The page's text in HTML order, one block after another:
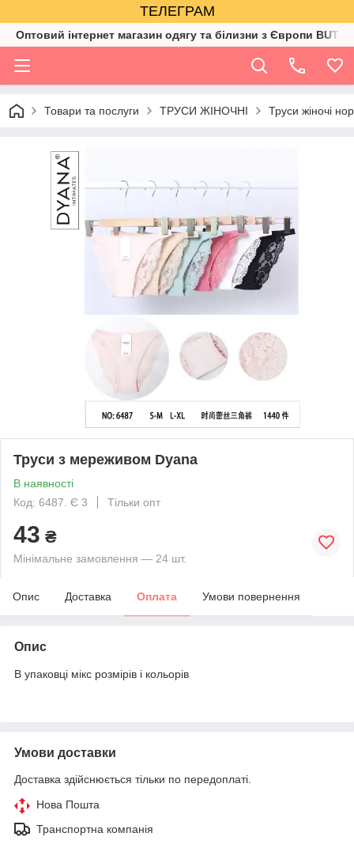
ТЕЛЕГРАМ
Оптовий інтернет магазин одягу та білизни з Європи BUTIK
Товари та послуги ТРУСИ ЖІНОЧНІ Труси жіночі
Труси з мереживом Dyana
В наявності
Код: 6487. Є 3
Тільки опт
43 ₴
Мінімальне замовлення — 24 шт.
Опис Доставка Оплата Умови повернення
Опис
В упаковці мікс розмірів і кольорів
Умови доставки
Доставка здійснюється тільки по передоплаті.
Нова Пошта
Транспортна компанія